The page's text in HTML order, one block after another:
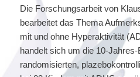
Die Forschungsarbeit von
bearbeitet das Thema
mit und ohne Hyperaktivität
handelt sich um die 10-
randomisierten,